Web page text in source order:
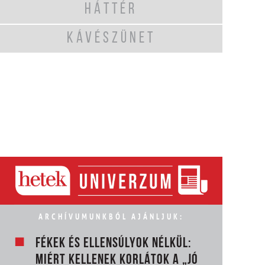
HÁTTÉR
KÁVÉSZÜNET
ARCHÍVUMUNKBÓL AJÁNLJUK:
FÉKEK ÉS ELLENSÚLYOK NÉLKÜL:
MIÉRT KELLENEK KORLÁTOK A „JÓ